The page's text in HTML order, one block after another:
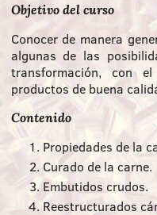
Objetivo del curso
Conocer de manera
algunas de las
transformación, con
productos de buena
Contenido
Propiedades de la
Curado de la carne.
Embutidos crudos.
Reestructurados